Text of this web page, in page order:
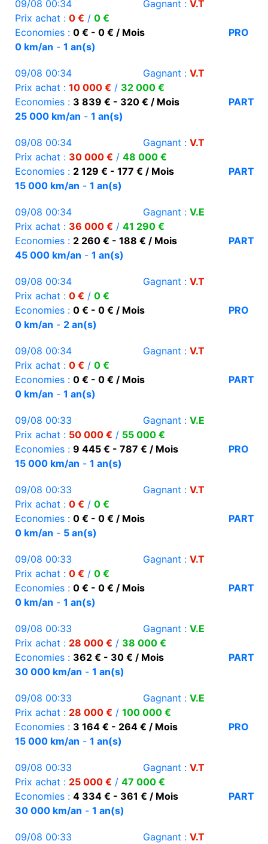
09/08 00:34 Gagnant : V.T
Prix achat : 0 € / 0 €
Economies : 0 € - 0 € / Mois
PRO
0 km/an - 1 an(s)
09/08 00:34 Gagnant : V.T
Prix achat : 10 000 € / 32 000 €
Economies : 3 839 € - 320 € / Mois
PART
25 000 km/an - 1 an(s)
09/08 00:34 Gagnant : V.T
Prix achat : 30 000 € / 48 000 €
Economies : 2 129 € - 177 € / Mois
PART
15 000 km/an - 1 an(s)
09/08 00:34 Gagnant : V.E
Prix achat : 36 000 € / 41 290 €
Economies : 2 260 € - 188 € / Mois
PART
45 000 km/an - 1 an(s)
09/08 00:34 Gagnant : V.T
Prix achat : 0 € / 0 €
Economies : 0 € - 0 € / Mois
PRO
0 km/an - 2 an(s)
09/08 00:34 Gagnant : V.T
Prix achat : 0 € / 0 €
Economies : 0 € - 0 € / Mois
PART
0 km/an - 1 an(s)
09/08 00:33 Gagnant : V.E
Prix achat : 50 000 € / 55 000 €
Economies : 9 445 € - 787 € / Mois
PRO
15 000 km/an - 1 an(s)
09/08 00:33 Gagnant : V.T
Prix achat : 0 € / 0 €
Economies : 0 € - 0 € / Mois
PART
0 km/an - 5 an(s)
09/08 00:33 Gagnant : V.T
Prix achat : 0 € / 0 €
Economies : 0 € - 0 € / Mois
PART
0 km/an - 1 an(s)
09/08 00:33 Gagnant : V.E
Prix achat : 28 000 € / 38 000 €
Economies : 362 € - 30 € / Mois
PART
30 000 km/an - 1 an(s)
09/08 00:33 Gagnant : V.E
Prix achat : 28 000 € / 100 000 €
Economies : 3 164 € - 264 € / Mois
PRO
15 000 km/an - 1 an(s)
09/08 00:33 Gagnant : V.T
Prix achat : 25 000 € / 47 000 €
Economies : 4 334 € - 361 € / Mois
PART
30 000 km/an - 1 an(s)
09/08 00:33 Gagnant : V.T